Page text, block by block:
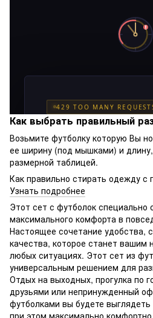
Как выбрать правильный
Возьмите футболку которую Вы
ее ширину (под мышками) и
размерной таблицей.
Как правильно стирать одежду с
Узнать подробнее
Этот сет с футболок специально
максимального комфорта в
Настоящее сочетание удобства,
качества, которое станет вашим
любых ситуациях. Этот сет из
универсальным решением для
Отдых на выходных, прогулка по
друзьями или непринужденный
футболками вы будете выглядеть